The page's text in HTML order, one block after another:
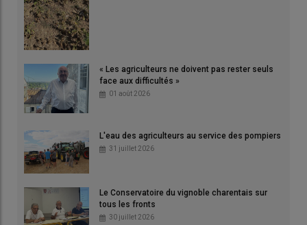
« Les agriculteurs ne doivent pas rester seuls
face aux difficultés »
01 août 2026
L'eau des agriculteurs au service des pompiers
31 juillet 2026
Le Conservatoire du vignoble charentais sur
tous les fronts
30 juillet 2026